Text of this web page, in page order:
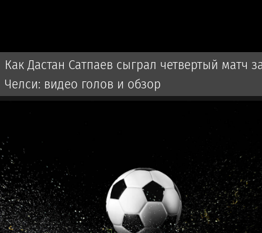
Как Дастан Сатпаев сыграл четвертый матч
Челси: видео голов и обзор